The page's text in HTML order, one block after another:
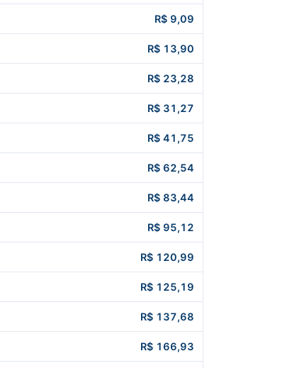
R$ 9,09
R$ 13,90
R$ 23,28
R$ 31,27
R$ 41,75
R$ 62,54
R$ 83,44
R$ 95,12
R$ 120,99
R$ 125,19
R$ 137,68
R$ 166,93